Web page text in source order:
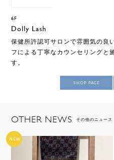
6F
Dolly Lash
保健所許認可サロンで雰囲気の良
フによる丁寧なカウンセリングと
す。
SHOP PAGE
OTHER NEWS その他のニュース
NEW